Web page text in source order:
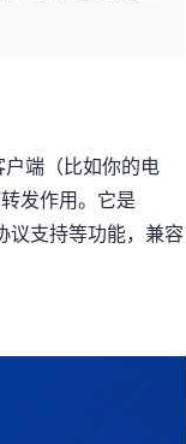
端（比如你的电
发作用。它是
议支持等功能，兼容